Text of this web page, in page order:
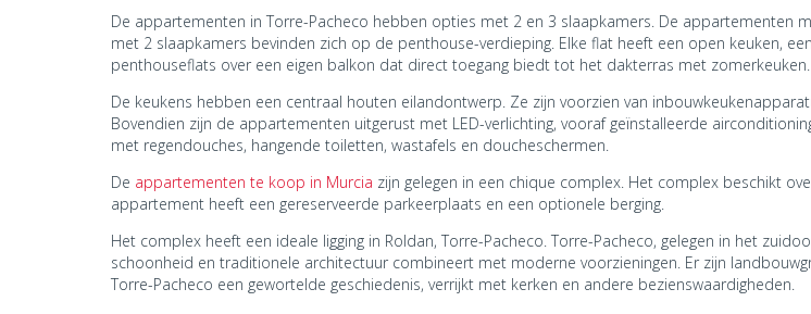
De appartementen in Torre-Pacheco hebben opties met 2 en 3 slaapkamers. De
met 2 slaapkamers bevinden zich op de penthouse-verdieping. Elke flat heeft een open keuken,
penthouseflats over een eigen balkon dat direct toegang biedt tot het dakterras met zomerkeuken.
De keukens hebben een centraal houten eilandontwerp. Ze zijn voorzien van
Bovendien zijn de appartementen uitgerust met LED-verlichting, vooraf geïnstalleerde
met regendouches, hangende toiletten, wastafels en doucheschermen.
De appartementen te koop in Murcia zijn gelegen in een chique complex. Het complex beschikt
appartement heeft een gereserveerde parkeerplaats en een optionele berging.
Het complex heeft een ideale ligging in Roldan, Torre-Pacheco. Torre-Pacheco, gelegen in het
schoonheid en traditionele architectuur combineert met moderne voorzieningen. Er zijn
Torre-Pacheco een gewortelde geschiedenis, verrijkt met kerken en andere bezienswaardigheden.